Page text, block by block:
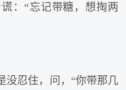
：“忘记带糖，想掏两
没忍住，问，“你带那几